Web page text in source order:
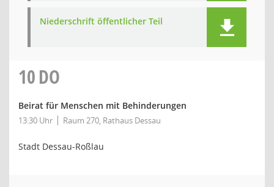
Niederschrift öffentlicher Teil
10DO
Beirat für Menschen mit Behinderungen
13:30 Uhr Raum 270, Rathaus Dessau
Stadt Dessau-Roßlau